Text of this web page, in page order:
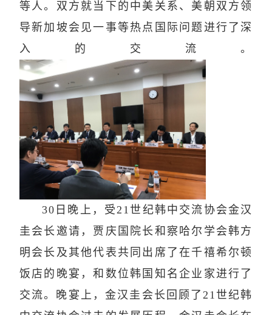
等人。双方就当下的中美关系、美朝双方领
导新加坡会见一事等热点国际问题进行了深
入的交流。
30 日晚上，受21 世纪韩中交流协会金汉
圭会长邀请，贾庆国院长和察哈尔学会韩方
明会长及其他代表共同出席了在千禧希尔顿
饭店的晚宴，和数位韩国知名企业家进行了
交流。晚宴上，金汉圭会长回顾了21 世纪韩